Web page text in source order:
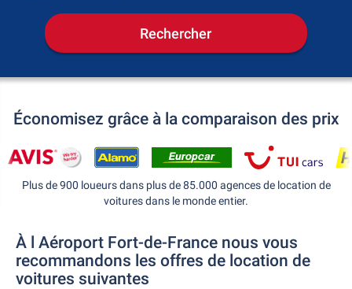
Rechercher
Économisez grâce à la comparaison des prix
Plus de 900 loueurs dans plus de 85.000 agences de location de
voitures dans le monde entier.
À l Aéroport Fort-de-France nous vous
recommandons les offres de location de
voitures suivantes